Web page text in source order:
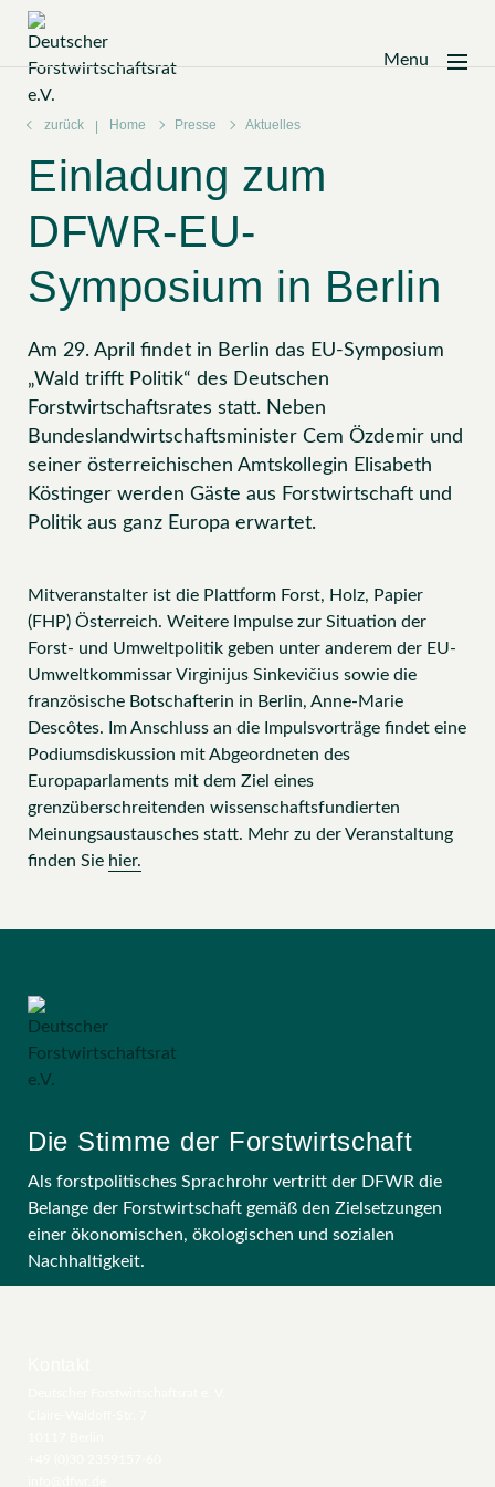
Zum
Inhalt
springen
Menu
zurück Home Presse Aktuelles
Einladung zum
DFWR-EU-
Symposium in Berlin
Am 29. April findet in Berlin das EU-Symposium
„Wald trifft Politik“ des Deutschen
Forstwirtschaftsrates statt. Neben
Bundeslandwirtschaftsminister Cem Özdemir und
seiner österreichischen Amtskollegin Elisabeth
Köstinger werden Gäste aus Forstwirtschaft und
Politik aus ganz Europa erwartet.
Mitveranstalter ist die Plattform Forst, Holz, Papier
(FHP) Österreich. Weitere Impulse zur Situation der
Forst- und Umweltpolitik geben unter anderem der EU-
Umweltkommissar Virginijus Sinkevičius sowie die
französische Botschafterin in Berlin, Anne-Marie
Descôtes. Im Anschluss an die Impulsvorträge findet eine
Podiumsdiskussion mit Abgeordneten des
Europaparlaments mit dem Ziel eines
grenzüberschreitenden wissenschaftsfundierten
Meinungsaustausches statt. Mehr zu der Veranstaltung
finden Sie hier.
Die Stimme der Forstwirtschaft
Als forstpolitisches Sprachrohr vertritt der DFWR die
Belange der Forstwirtschaft gemäß den Zielsetzungen
einer ökonomischen, ökologischen und sozialen
Nachhaltigkeit.